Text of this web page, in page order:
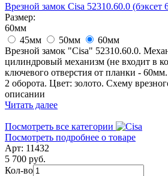
Врезной замок Cisa 52310.60.0 (бэксет
Размер:
60мм
45мм
50мм
60мм
Врезной замок "Cisa" 52310.60.0.
цилиндровый механизм (не входит в
ключевого отверстия от планки -
2 оборота. Цвет: золото. Схему
описании
Читать далее
Посмотреть все категории
Посмотреть подробнее о товаре
Арт: 11432
5 700 руб.
Кол-во